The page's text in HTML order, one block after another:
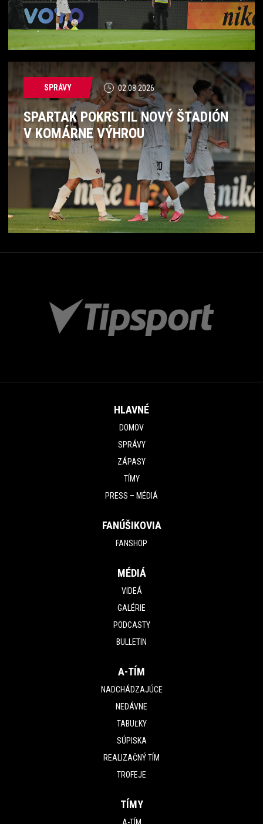
SPRÁVY 02.08.2026
SPARTAK POKRSTIL NOVÝ ŠTADIÓN
V KOMÁRNE VÝHROU
HLAVNÉ
DOMOV
SPRÁVY
ZÁPASY
TÍMY
PRESS – MÉDIÁ
FANÚŠIKOVIA
FANSHOP
MÉDIÁ
VIDEÁ
GALÉRIE
PODCASTY
BULLETIN
A-TÍM
NADCHÁDZAJÚCE
NEDÁVNE
TABUĽKY
SÚPISKA
REALIZAČNÝ TÍM
TROFEJE
TÍMY
A-TÍM